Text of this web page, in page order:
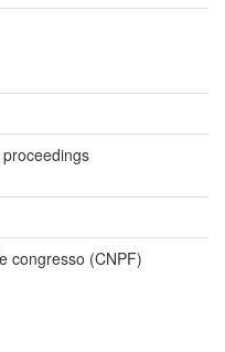
congresso (CNPF)